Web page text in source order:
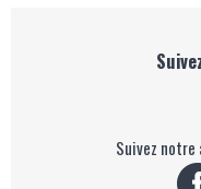
Suivez